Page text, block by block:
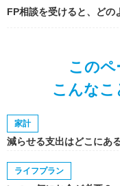
FP相談を受けると、どの
このペ
こんなこ
家計
減らせる支出はどこにあ
ライフプラン